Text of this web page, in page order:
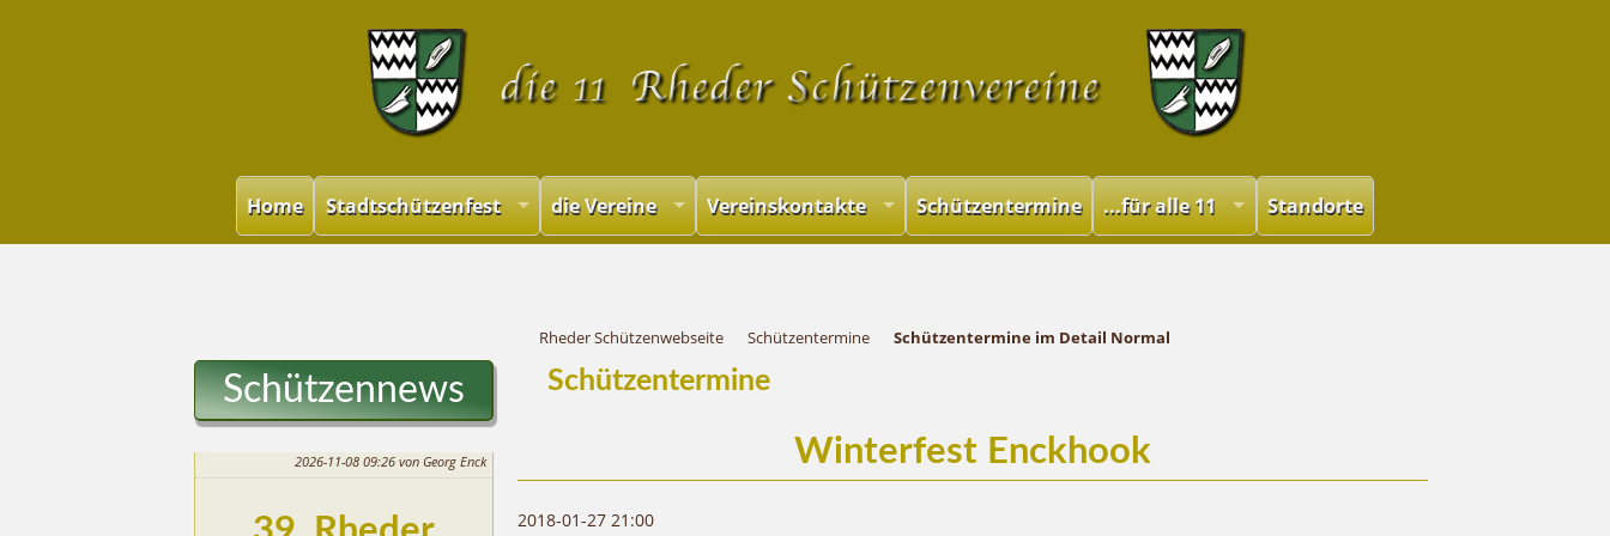
Navigation
überspringen
Home Stadtschützenfest die Vereine Vereinskontakte Schützentermine ...für alle 11 Standorte
Rheder Schützenwebseite Schützentermine Schützentermine im Detail Normal
Schützentermine
Winterfest Enckhook
2018-01-27 21:00
Schützennews
2026-11-08 09:26 von Georg Enck